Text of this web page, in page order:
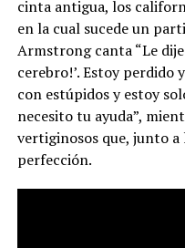
cinta antigua, los
en la cual sucede un
Armstrong canta “Le
cerebro!’. Estoy
con estúpidos y estoy
necesito tu ayuda”,
vertiginosos que, junto a
perfección.